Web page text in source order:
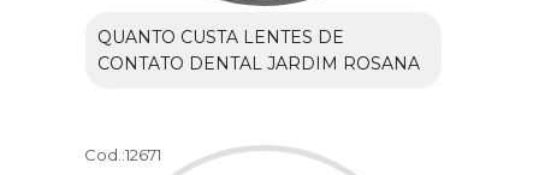
QUANTO CUSTA LENTES DE
CONTATO DENTAL JARDIM ROSANA
Cod.:12671